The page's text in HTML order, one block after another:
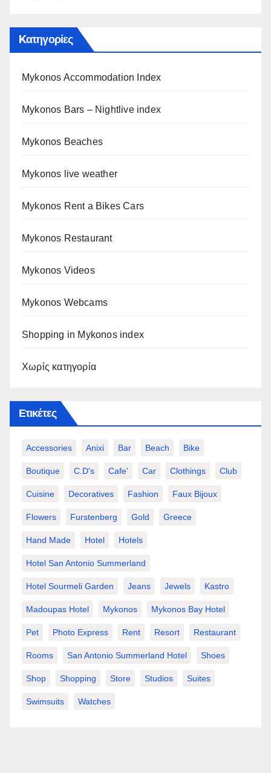
Kατηγορίες
Mykonos Accommodation Index
Mykonos Bars – Nightlive index
Mykonos Beaches
Mykonos live weather
Mykonos Rent a Bikes Cars
Mykonos Restaurant
Mykonos Videos
Mykonos Webcams
Shopping in Mykonos index
Χωρίς κατηγορία
Ετικέτες
Accessories Anixi Bar Beach Bike
Boutique C.d's Cafe' Car Clothings Club
Cuisine Decoratives Fashion Faux Bijoux
Flowers Furstenberg Gold Greece
Hand Made Hotel Hotels
Hotel San Antonio Summerland
Hotel Sourmeli Garden Jeans Jewels Kastro
Madoupas Hotel Mykonos Mykonos Bay Hotel
Pet Photo Express Rent Resort Restaurant
Rooms San Antonio Summerland Hotel Shoes
Shop Shopping Store Studios Suites
Swimsuits Watches